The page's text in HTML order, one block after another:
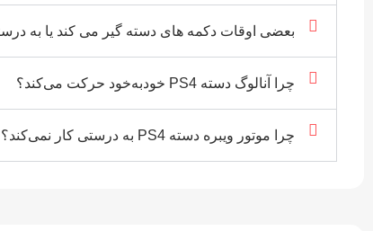
بعضی اوقات دکمه های دسته گیر می کند یا به
چرا آنالوگ دسته PS4 خودبه‌خود حرکت می‌کند؟
چرا موتور ویبره دسته PS4 به درستی کار نمی‌کند؟